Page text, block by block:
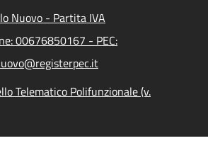
Nuovo - Partita IVA
00676850167 - PEC:
Telematico Polifunzionale (v.